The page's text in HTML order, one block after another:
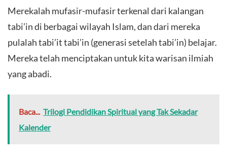
Merekalah mufasir-mufasir terkenal dari kalangan
tabi’in di berbagai wilayah Islam, dan dari mereka
pulalah tabi’it tabi’in (generasi setelah tabi’in) belajar.
Mereka telah menciptakan untuk kita warisan ilmiah
yang abadi.
Baca... Trilogi Pendidikan Spiritual yang Tak Sekadar
Kalender